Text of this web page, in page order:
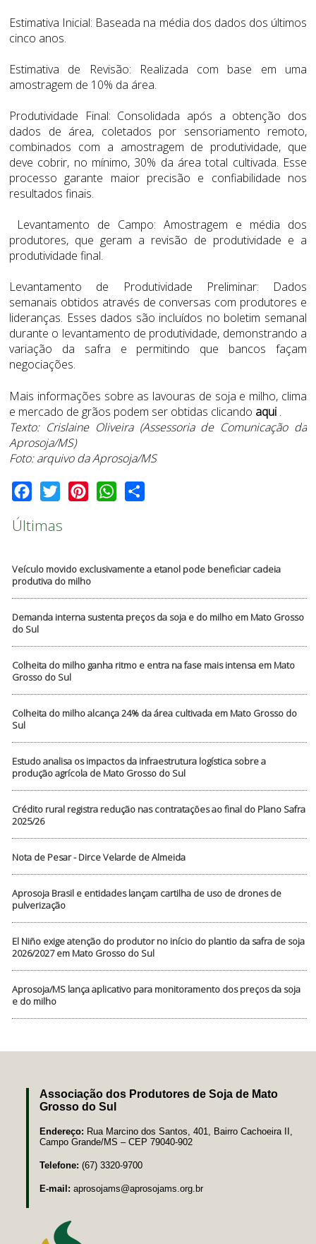
Últimas
Veículo movido exclusivamente a etanol pode beneficiar cadeia
produtiva do milho
Demanda interna sustenta preços da soja e do milho em Mato Grosso
do Sul
Colheita do milho ganha ritmo e entra na fase mais intensa em Mato
Grosso do Sul
Colheita do milho alcança 24% da área cultivada em Mato Grosso do
Sul
Estudo analisa os impactos da infraestrutura logística sobre a
produção agrícola de Mato Grosso do Sul
Crédito rural registra redução nas contratações ao final do Plano Safra
2025/26
Nota de Pesar - Dirce Velarde de Almeida
Aprosoja Brasil e entidades lançam cartilha de uso de drones de
pulverização
El Niño exige atenção do produtor no início do plantio da safra de soja
2026/2027 em Mato Grosso do Sul
Aprosoja/MS lança aplicativo para monitoramento dos preços da soja
e do milho
Estimativa Inicial: Baseada na média dos dados dos últimos
cinco anos.
Estimativa de Revisão: Realizada com base em uma
amostragem de 10% da área.
Produtividade Final: Consolidada após a obtenção dos
dados de área, coletados por sensoriamento remoto,
combinados com a amostragem de produtividade, que
deve cobrir, no mínimo, 30% da área total cultivada. Esse
processo garante maior precisão e confiabilidade nos
resultados finais.
Levantamento de Campo: Amostragem e média dos
produtores, que geram a revisão de produtividade e a
produtividade final.
Levantamento de Produtividade Preliminar: Dados
semanais obtidos através de conversas com produtores e
lideranças. Esses dados são incluídos no boletim semanal
durante o levantamento de produtividade, demonstrando a
variação da safra e permitindo que bancos façam
negociações.
Mais informações sobre as lavouras de soja e milho, clima
e mercado de grãos podem ser obtidas clicando aqui .
Texto: Crislaine Oliveira (Assessoria de Comunicação da
Aprosoja/MS)
Foto: arquivo da Aprosoja/MS
Facebook
Twitter PinterestWhatsApp
Associação dos Produtores de Soja de Mato
Grosso do Sul
Endereço: Rua Marcino dos Santos, 401, Bairro Cachoeira II,
Campo Grande/MS – CEP 79040-902
Telefone: (67) 3320-9700
E-mail: aprosojams@aprosojams.org.br